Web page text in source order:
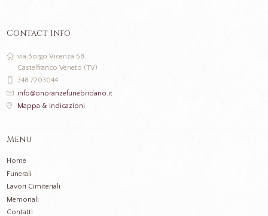
Contact Info
via Borgo Vicenza 58,
Castelfranco Veneto (TV)
348 7203044
info@onoranzefunebridario.it
Mappa & Indicazioni
Menu
Home
Funerali
Lavori Cimiteriali
Memoriali
Contatti